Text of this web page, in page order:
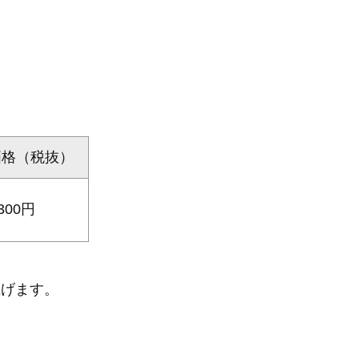
（税抜）
円
ます。